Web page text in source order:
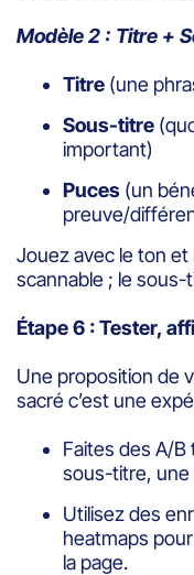
Modèle 2 : Titre +
Titre (une
Sous-titre
important)
Puces (un
preuve/
Jouez avec le ton
scannable ; le
Étape 6 : Tester,
Une proposition de
sacré c’est une
Faites des A/
sous-titre, une
Utilisez des
heatmaps
la page.